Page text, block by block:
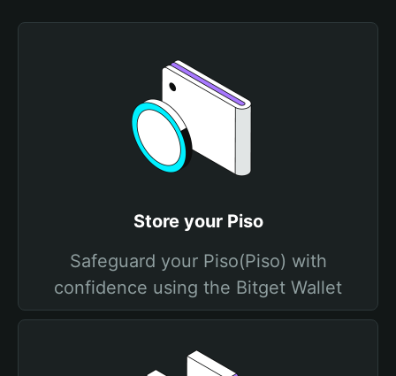
Store your Piso
Safeguard your Piso(Piso) with
confidence using the Bitget Wallet